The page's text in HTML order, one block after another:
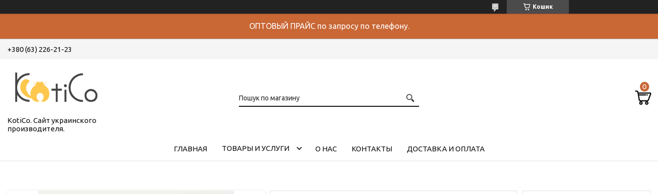
Кошик
ОПТОВЫЙ ПРАЙС по запросу по телефону.
+380 (63) 226-21-23
KotiCo. Сайт украинского
производителя.
ГЛАВНАЯ ТОВАРЫ И УСЛУГИ О НАС КОНТАКТЫ ДОСТАВКА И ОПЛАТА